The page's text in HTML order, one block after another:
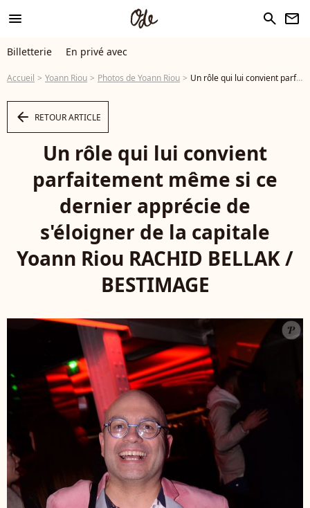
menu search newsletter
Billetterie En privé avec
Accueil Yoann Riou Photos de Yoann Riou Un rôle qui lui convient parfaitement même si ce dernier apprécie de s'éloigner de la capitale Yoann Riou RACHID BELLAK / BESTIMAGE - Photo
arrow_left RETOUR ARTICLE
Un rôle qui lui convient
parfaitement même si ce
dernier apprécie de
s'éloigner de la capitale
Yoann Riou RACHID BELLAK /
BESTIMAGE